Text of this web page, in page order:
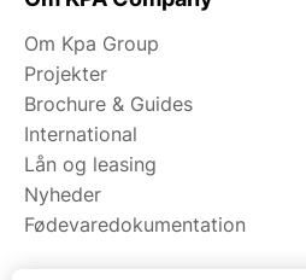
Om Kpa Group
Projekter
Brochure & Guides
International
Lån og leasing
Nyheder
Fødevaredokumentation